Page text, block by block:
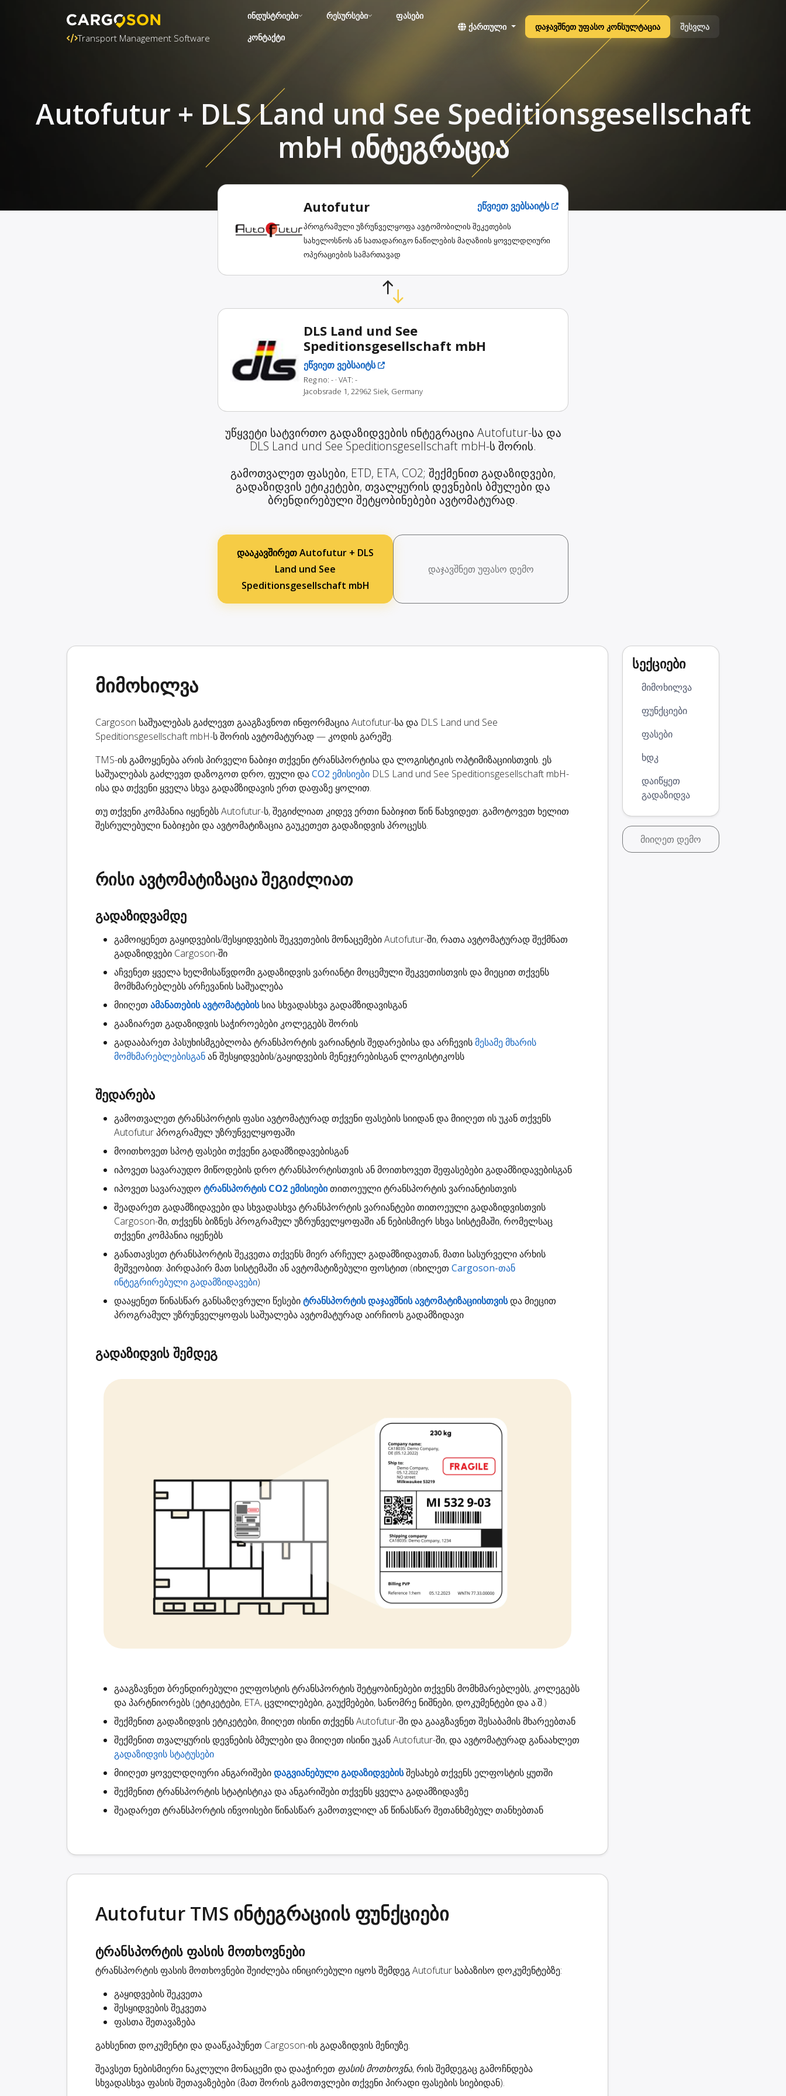
Transport Management Software
ინდუსტრიები რესურსები
ფასები
კონტაქტი
ქართული დაჯავშნეთ უფასო კონსულტაცია შესვლა
Autofutur + DLS Land und See Speditionsgesellschaft
mbH ინტეგრაცია
Autofutur ეწვიეთ ვებსაიტს
პროგრამული უზრუნველყოფა ავტომობილის შეკეთების
სახელოსნოს ან სათადარიგო ნაწილების მაღაზიის ყოველდღიური
ოპერაციების სამართავად
DLS Land und See
Speditionsgesellschaft mbH
ეწვიეთ ვებსაიტს
Reg no: - · VAT: -
Jacobsrade 1, 22962 Siek, Germany
უწყვეტი სატვირთო გადაზიდვების ინტეგრაცია Autofutur-სა და
DLS Land und See Speditionsgesellschaft mbH-ს შორის.
გამოთვალეთ ფასები, ETD, ETA, CO2; შექმენით გადაზიდვები,
გადაზიდვის ეტიკეტები, თვალყურის დევნების ბმულები და
ბრენდირებული შეტყობინებები ავტომატურად.
დააკავშირეთ Autofutur + DLS
Land und See
Speditionsgesellschaft mbH
დაჯავშნეთ უფასო დემო
მიმოხილვა
Cargoson საშუალებას გაძლევთ გააგზავნოთ ინფორმაცია Autofutur-სა და DLS Land und See
Speditionsgesellschaft mbH-ს შორის ავტომატურად — კოდის გარეშე.
TMS-ის გამოყენება არის პირველი ნაბიჯი თქვენი ტრანსპორტისა და ლოგისტიკის ოპტიმიზაციისთვის. ეს
საშუალებას გაძლევთ დაზოგოთ დრო, ფული დაCO2 ემისიები DLS Land und See Speditionsgesellschaft mbH-
ისა და თქვენი ყველა სხვა გადამზიდავის ერთ დაფაზე ყოლით.
თუ თქვენი კომპანია იყენებს Autofutur-ს, შეგიძლიათ კიდევ ერთი ნაბიჯით წინ წახვიდეთ: გამოტოვეთ ხელით
შესრულებული ნაბიჯები და ავტომატიზაცია გაუკეთეთ გადაზიდვის პროცესს.
რისი ავტომატიზაცია შეგიძლიათ
გადაზიდვამდე
გამოიყენეთ გაყიდვების/შესყიდვების შეკვეთების მონაცემები Autofutur-ში, რათა ავტომატურადშექმნათ
გადაზიდვები Cargoson-ში
აჩვენეთ ყველა ხელმისაწვდომიგადაზიდვის ვარიანტიმოცემული შეკვეთისთვის და მიეცით თქვენს
მომხმარებლებს არჩევანის საშუალება
მიიღეთ ამანათების ავტომატებისსია სხვადასხვა გადამზიდავისგან
გააზიარეთ გადაზიდვის საჭიროებები კოლეგებს შორის
გადააბარეთ პასუხისმგებლობატრანსპორტის ვარიანტის შედარებისა და არჩევისმესამე მხარის
მომხმარებლებისგანან შესყიდვების/გაყიდვების მენეჯერებისგან ლოგისტიკოსს
შედარება
გამოთვალეთ ტრანსპორტის ფასიავტომატურად თქვენი ფასების სიიდან და მიიღეთ ის უკან თქვენს
Autofutur პროგრამულ უზრუნველყოფაში
მოითხოვეთ სპოტ ფასებითქვენი გადამზიდავებისგან
იპოვეთ სავარაუდო მიწოდების დრო ტრანსპორტისთვის ან მოითხოვეთ შეფასებები გადამზიდავებისგან
იპოვეთ სავარაუდო ტრანსპორტის CO2 ემისიებითითოეული ტრანსპორტის ვარიანტისთვის
შეადარეთ გადამზიდავებიდა სხვადასხვა ტრანსპორტის ვარიანტები თითოეული გადაზიდვისთვის
Cargoson-ში, თქვენს ბიზნეს პროგრამულ უზრუნველყოფაში ან ნებისმიერ სხვა სისტემაში, რომელსაც
თქვენი კომპანია იყენებს
განათავსეთ ტრანსპორტის შეკვეთათქვენს მიერ არჩეულ გადამზიდავთან, მათი სასურველი არხის
მეშვეობით: პირდაპირ მათ სისტემაში ან ავტომატიზებული ფოსტით (იხილეთ Cargoson-თან
ინტეგრირებული გადამზიდავები)
დააყენეთ წინასწარ განსაზღვრული წესებიტრანსპორტის დაჯავშნის ავტომატიზაციისთვისდა მიეცით
პროგრამულ უზრუნველყოფას საშუალება ავტომატურად აირჩიოს გადამზიდავი
გადაზიდვის შემდეგ
გააგზავნეთ ბრენდირებული ელფოსტისტრანსპორტის შეტყობინებებითქვენს მომხმარებლებს, კოლეგებს
და პარტნიორებს (ეტიკეტები, ETA, ცვლილებები, გაუქმებები, სანომრე ნიშნები, დოკუმენტები და ა.შ.)
შექმენით გადაზიდვის ეტიკეტები, მიიღეთ ისინი თქვენს Autofutur-ში და გააგზავნეთ შესაბამის მხარეებთან
შექმენით თვალყურის დევნების ბმულებიდა მიიღეთ ისინი უკან Autofutur-ში, და ავტომატურად განაახლეთ
გადაზიდვის სტატუსები
მიიღეთ ყოველდღიური ანგარიშებიდაგვიანებული გადაზიდვებისშესახებ თქვენს ელფოსტის ყუთში
შექმენით ტრანსპორტის სტატისტიკადა ანგარიშები თქვენს ყველა გადამზიდავზე
შეადარეთ ტრანსპორტის ინვოისები წინასწარ გამოთვლილ ან წინასწარ შეთანხმებულ თანხებთან
Autofutur TMS ინტეგრაციის ფუნქციები
ტრანსპორტის ფასის მოთხოვნები
ტრანსპორტის ფასის მოთხოვნები შეიძლება ინიცირებული იყოს შემდეგ Autofutur საბაზისო დოკუმენტებზე:
გაყიდვების შეკვეთა
შესყიდვების შეკვეთა
ფასთა შეთავაზება
გახსენით დოკუმენტი და დააწკაპუნეთ Cargoson-ის გადაზიდვის მენიუზე.
შეავსეთ ნებისმიერი ნაკლული მონაცემი და დააჭირეთ ფასის მოთხოვნა, რის შემდეგაც გამოჩნდება
სხვადასხვა ფასის შეთავაზებები (მათ შორის გამოთვლები თქვენი პირადი ფასების სიებიდან).
სექციები
მიმოხილვა
ფუნქციები
ფასები
ხდკ
დაიწყეთ
გადაზიდვა
მიიღეთ დემო